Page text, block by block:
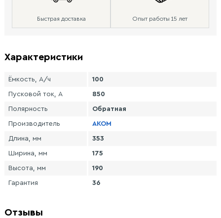
Быстрая доставка Опыт работы 15 лет
Характеристики
Ёмкость, А/ч 100
Пусковой ток, А 850
Полярность Обратная
Производитель AKOM
Длина, мм 353
Ширина, мм 175
Высота, мм 190
Гарантия 36
Отзывы